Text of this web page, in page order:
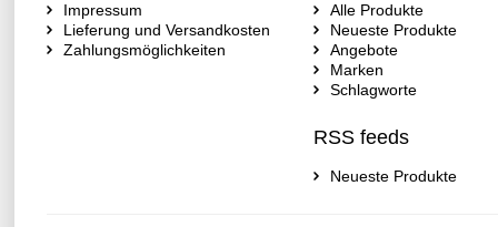
Impressum
Lieferung und Versandkosten
Zahlungsmöglichkeiten
Alle Produkte
Neueste Produkte
Angebote
Marken
Schlagworte
RSS feeds
Neueste Produkte